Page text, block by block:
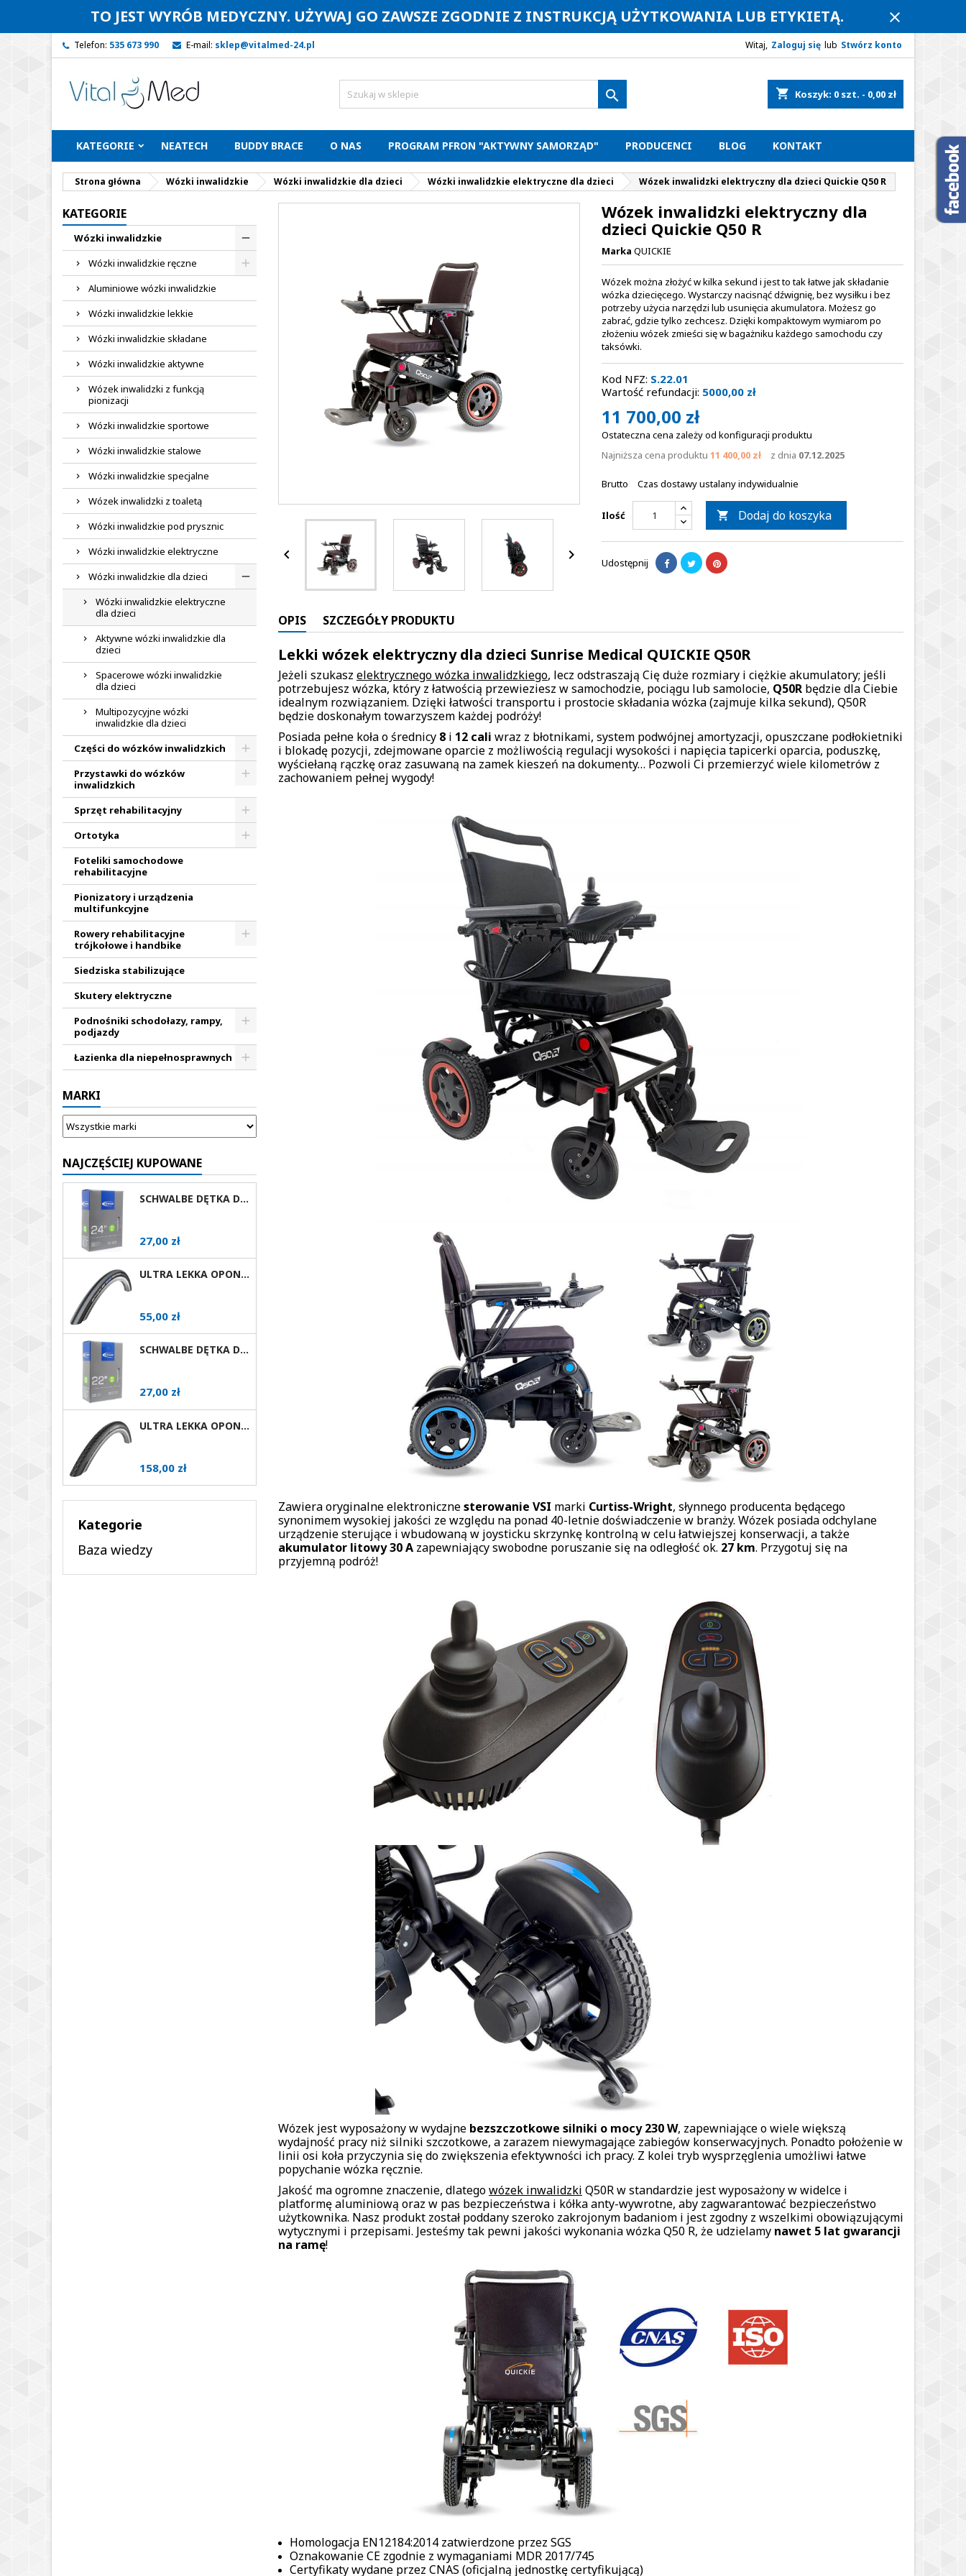
TO JEST WYRÓB MEDYCZNY. UŻYWAJ GO ZAWSZE ZGODNIE Z INSTRUKCJĄ UŻYTKOWANIA LUB ETYKIETĄ. close
Telefon: 535 673 990 E-mail: sklep@vitalmed-24.pl Witaj, Zaloguj się lub Stwórz konto
shopping_cart Koszyk: 0 szt. - 0,00 zł

KATEGORIE NEATECH BUDDY BRACE O NAS PROGRAM PFRON "AKTYWNY SAMORZĄD" PRODUCENCI BLOG KONTAKT
Strona główna Wózki inwalidzkie Wózki inwalidzkie dla dzieci Wózki inwalidzkie elektryczne dla dzieci Wózek inwalidzki elektryczny dla dzieci Quickie Q50 R
KATEGORIE
Wózki inwalidzkie
Wózki inwalidzkie ręczne
Aluminiowe wózki inwalidzkie
Wózki inwalidzkie lekkie
Wózki inwalidzkie składane
Wózki inwalidzkie aktywne
Wózek inwalidzki z funkcją
pionizacji
Wózki inwalidzkie sportowe
Wózki inwalidzkie stalowe
Wózki inwalidzkie specjalne
Wózek inwalidzki z toaletą
Wózki inwalidzkie pod prysznic
Wózki inwalidzkie elektryczne
Wózki inwalidzkie dla dzieci
Wózki inwalidzkie elektryczne
dla dzieci
Aktywne wózki inwalidzkie dla
dzieci
Spacerowe wózki inwalidzkie
dla dzieci
Multipozycyjne wózki
inwalidzkie dla dzieci
Części do wózków inwalidzkich
Przystawki do wózków
inwalidzkich
Sprzęt rehabilitacyjny
Ortotyka
Foteliki samochodowe
rehabilitacyjne
Pionizatory i urządzenia
multifunkcyjne
Rowery rehabilitacyjne
trójkołowe i handbike
Siedziska stabilizujące
Skutery elektryczne
Podnośniki schodołazy, rampy,
podjazdy
Łazienka dla niepełnosprawnych
MARKI
NAJCZĘŚCIEJ KUPOWANE
SCHWALBE DĘTKA DO WÓZKA INWALIDZKIEGO 24X1 AV
Cena
27,00 zł
ULTRA LEKKA OPONA DO WÓZKA AKTYWNEGO SCHWALBE RIGHTRUN RÓŻNE ROZMIARY I KOLORY AV
Cena
55,00 zł
SCHWALBE DĘTKA DO WÓZKA INWALIDZKIEGO 22X1 AV
Cena
27,00 zł
ULTRA LEKKA OPONA DO WÓZKA AKTYWNEGO SCHWALBE MARATHON PLUS EVOLUTION RÓŻNE ROZMIARY AV
Cena
158,00 zł
Kategorie
Baza wiedzy
 
Wózek inwalidzki elektryczny dla
dzieci Quickie Q50 R
Marka QUICKIE
Wózek można złożyć w kilka sekund i jest to tak łatwe jak składanie
wózka dziecięcego. Wystarczy nacisnąć dźwignię, bez wysiłku i bez
potrzeby użycia narzędzi lub usunięcia akumulatora. Możesz go
zabrać, gdzie tylko zechcesz. Dzięki kompaktowym wymiarom po
złożeniu wózek zmieści się w bagażniku każdego samochodu czy
taksówki.
Kod NFZ: S.22.01
Wartość refundacji: 5000,00 zł
11 700,00 zł
Ostateczna cena zależy od konfiguracji produktu
Najniższa cena produktu 11 400,00 zł z dnia 07.12.2025
Brutto Czas dostawy ustalany indywidualnie
Ilość  Dodaj do koszyka
Udostępnij
OPIS SZCZEGÓŁY PRODUKTU
Lekki wózek elektryczny dla dzieci Sunrise Medical QUICKIE Q50R
Jeżeli szukasz elektrycznego wózka inwalidzkiego, lecz odstraszają Cię duże rozmiary i ciężkie akumulatory; jeśli
potrzebujesz wózka, który z łatwością przewieziesz w samochodzie, pociągu lub samolocie, Q50R będzie dla Ciebie
idealnym rozwiązaniem. Dzięki łatwości transportu i prostocie składania wózka (zajmuje kilka sekund), Q50R
będzie doskonałym towarzyszem każdej podróży!
Posiada pełne koła o średnicy 8 i 12 cali wraz z błotnikami, system podwójnej amortyzacji, opuszczane podłokietniki
i blokadę pozycji, zdejmowane oparcie z możliwością regulacji wysokości i napięcia tapicerki oparcia, poduszkę,
wyściełaną rączkę oraz zasuwaną na zamek kieszeń na dokumenty… Pozwoli Ci przemierzyć wiele kilometrów z
zachowaniem pełnej wygody!
Zawiera oryginalne elektronicznesterowanie VSI marki Curtiss-Wright, słynnego producenta będącego
synonimem wysokiej jakości ze względu na ponad 40-letnie doświadczenie w branży. Wózek posiada odchylane
urządzenie sterujące i wbudowaną w joysticku skrzynkę kontrolną w celu łatwiejszej konserwacji, a także
akumulator litowy 30 A zapewniający swobodne poruszanie się na odległość ok. 27 km. Przygotuj się na
przyjemną podróż!
Wózek jest wyposażony w wydajne bezszczotkowe silniki o mocy 230 W, zapewniające o wiele większą
wydajność pracy niż silniki szczotkowe, a zarazem niewymagające zabiegów konserwacyjnych. Ponadto położenie w
linii osi koła przyczynia się do zwiększenia efektywności ich pracy. Z kolei tryb wysprzęglenia umożliwi łatwe
popychanie wózka ręcznie.
Jakość ma ogromne znaczenie, dlategowózek inwalidzki Q50R w standardzie jest wyposażony w widelce i
platformę aluminiową oraz w pas bezpieczeństwa i kółka anty-wywrotne, aby zagwarantować bezpieczeństwo
użytkownika. Nasz produkt został poddany szeroko zakrojonym badaniom i jest zgodny z wszelkimi obowiązującymi
wytycznymi i przepisami. Jesteśmy tak pewni jakości wykonania wózka Q50 R, że udzielamy nawet 5 lat gwarancji
na ramę!
Homologacja EN12184:2014 zatwierdzone przez SGS
Oznakowanie CE zgodnie z wymaganiami MDR 2017/745
Certyfikaty wydane przez CNAS (oficjalną jednostkę certyfikującą)